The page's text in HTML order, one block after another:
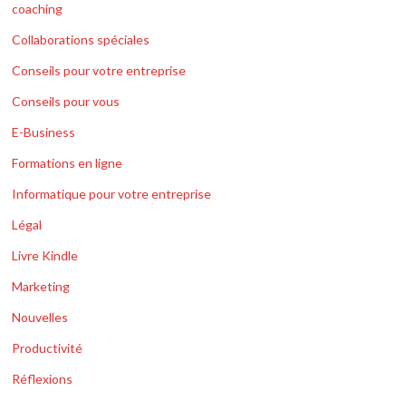
coaching
Collaborations spéciales
Conseils pour votre entreprise
Conseils pour vous
E-Business
Formations en ligne
Informatique pour votre entreprise
Légal
Livre Kindle
Marketing
Nouvelles
Productivité
Réflexions